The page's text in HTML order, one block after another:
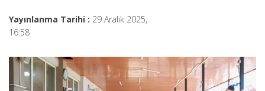
Yayınlanma Tarihi : 29 Aralık 2025,
16:58